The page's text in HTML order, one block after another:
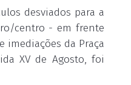
desviados para a
centro - em frente
imediações da Praça
XV de Agosto, foi